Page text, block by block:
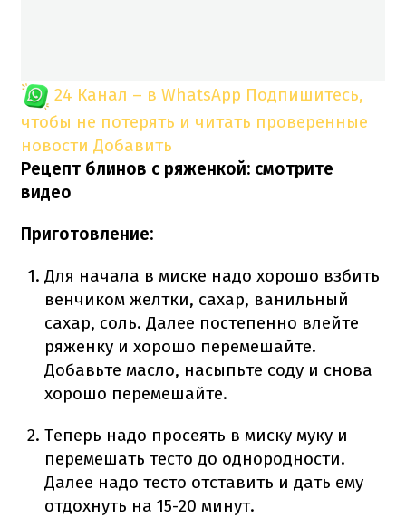
24 Канал – в WhatsApp Подпишитесь,
чтобы не потерять и читать проверенные
новости Добавить
Рецепт блинов с ряженкой: смотрите
видео
Приготовление:
Для начала в миске надо хорошо взбить
венчиком желтки, сахар, ванильный
сахар, соль. Далее постепенно влейте
ряженку и хорошо перемешайте.
Добавьте масло, насыпьте соду и снова
хорошо перемешайте.
Теперь надо просеять в миску муку и
перемешать тесто до однородности.
Далее надо тесто отставить и дать ему
отдохнуть на 15-20 минут.